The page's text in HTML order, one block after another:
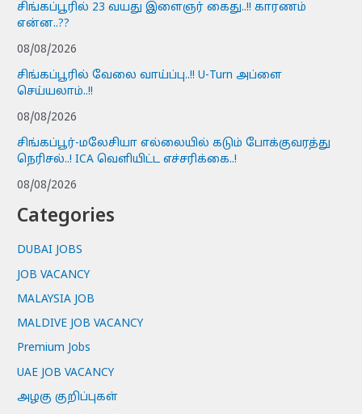
சிங்கப்பூரில் 23 வயது இளைஞர் கைது..!! காரணம்
என்ன..??
08/08/2026
சிங்கப்பூரில் வேலை வாய்ப்பு..!! U-Turn அப்ளை
செய்யலாம்..!!
08/08/2026
சிங்கப்பூர்-மலேசியா எல்லையில் கடும் போக்குவரத்து
நெரிசல்..! ICA வெளியிட்ட எச்சரிக்கை..!
08/08/2026
Categories
DUBAI JOBS
JOB VACANCY
MALAYSIA JOB
MALDIVE JOB VACANCY
Premium Jobs
UAE JOB VACANCY
அழகு குறிப்புகள்